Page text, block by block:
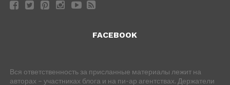
FACEBOOK
Вся ответственность за присланные материалы лежит на
авторах – участниках блога и на пи-ар агентствах. Держатели